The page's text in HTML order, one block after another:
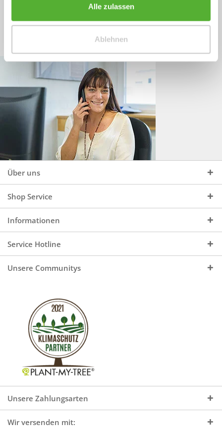
Alle zulassen
Ablehnen
+49 (0)4244 965 34 04
Mo - Do, 09:00 - 16:00 Uhr
und Fr, 09:00 - 13:00 Uhr
Über uns
Shop Service
Informationen
Service Hotline
Unsere Communitys
Unsere Zahlungsarten
Wir versenden mit: